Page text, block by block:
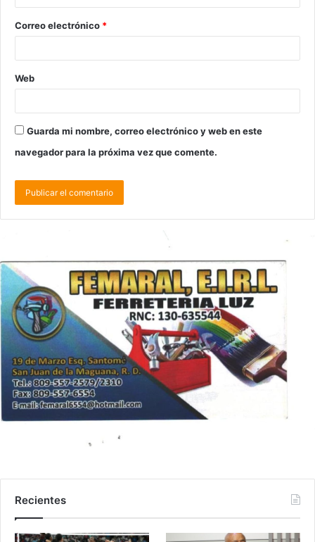
Correo electrónico *
Web
Guarda mi nombre, correo electrónico y web en este
navegador para la próxima vez que comente.
Recientes